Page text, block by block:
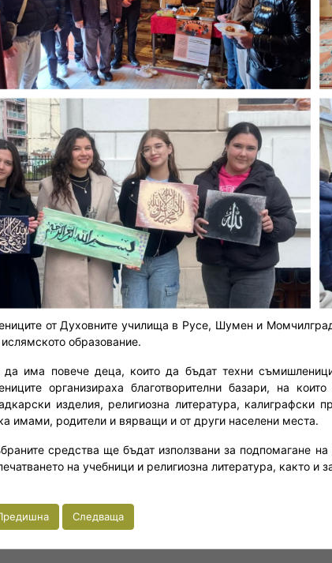
от Духовните училища в Русе, Шумен и
ислямското образование.
да има повече деца, които да бъдат техни
организираха благотворителни базари, на
изделия, религиозна литература,
имами, родители и вярващи и от други населени места.
средства ще бъдат използвани за подпомагане
на учебници и религиозна литература, както
Следваща